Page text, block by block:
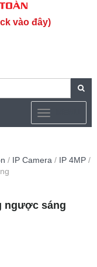
vào đây)
/ IP Camera / IP 4MP /
ngược sáng